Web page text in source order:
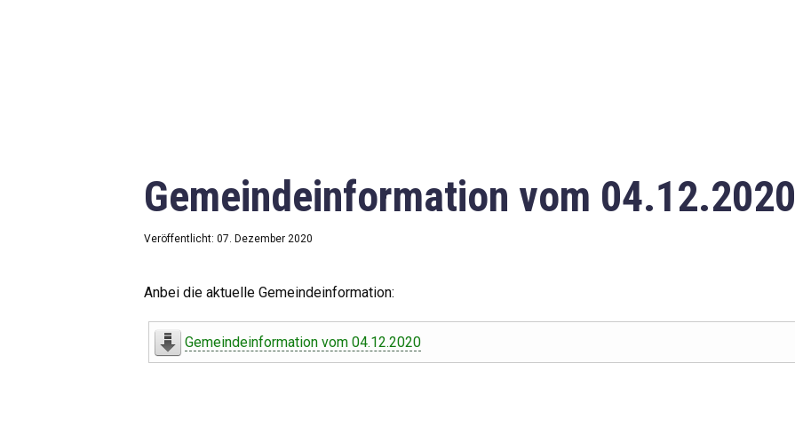
Gemeindeinformation vom 04.12.2020
Veröffentlicht: 07. Dezember 2020
Anbei die aktuelle Gemeindeinformation:
Gemeindeinformation vom 04.12.2020